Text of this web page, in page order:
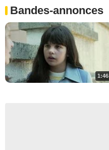
Bandes-annonces
1:46